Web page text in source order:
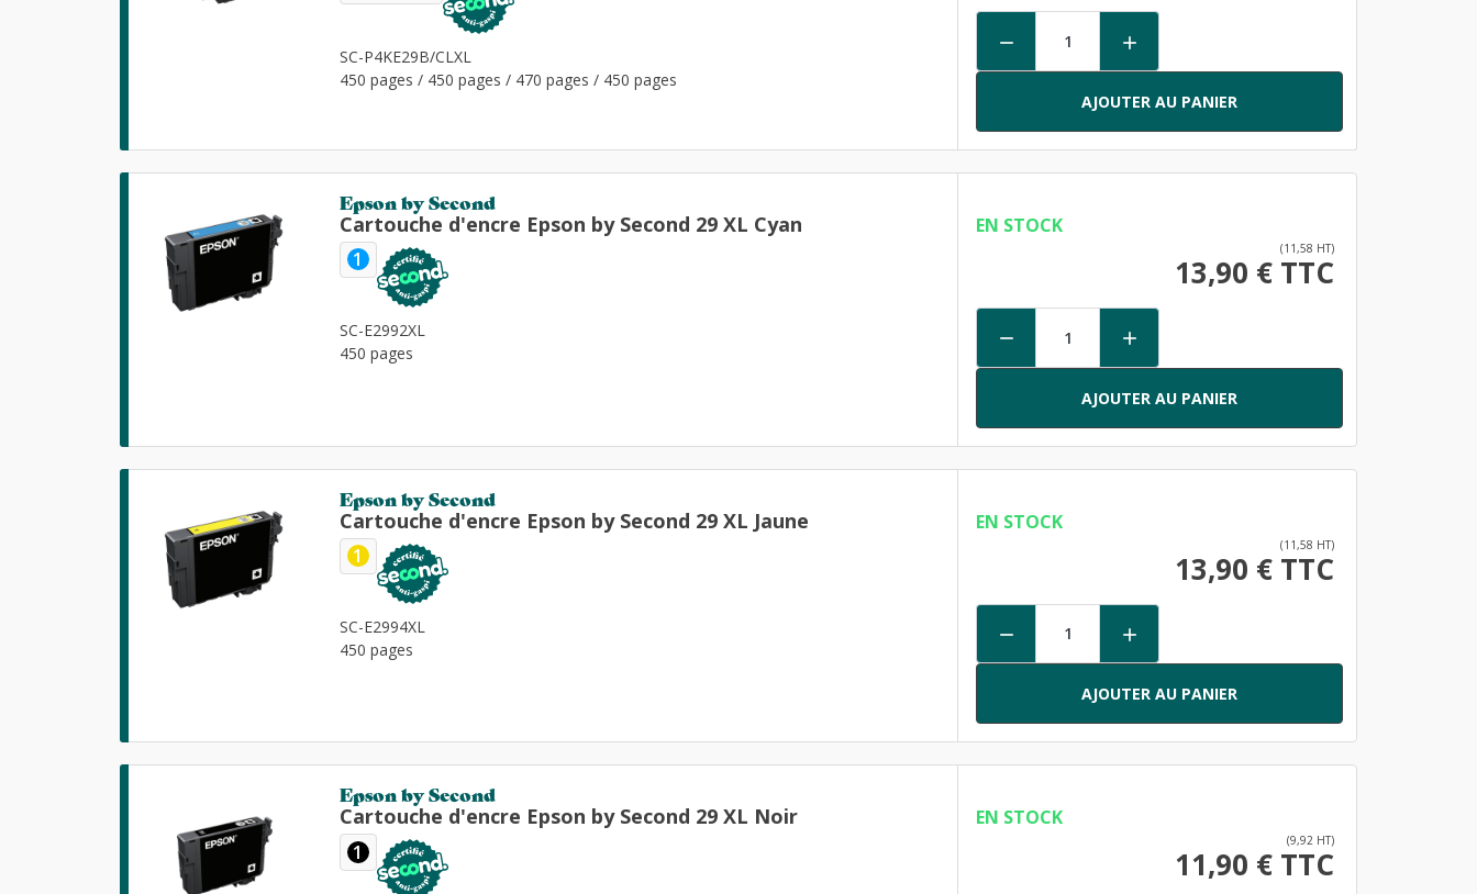
SC-P4KE29B/CLXL
450 pages / 450 pages / 470 pages / 450 pages
 
AJOUTER AU PANIER
Epson by Second
Cartouche d'encre Epson by Second 29 XL Cyan
1
SC-E2992XL
450 pages
EN STOCK
(11,58 HT)
13,90 € TTC
 
AJOUTER AU PANIER
Epson by Second
Cartouche d'encre Epson by Second 29 XL Jaune
1
SC-E2994XL
450 pages
EN STOCK
(11,58 HT)
13,90 € TTC
 
AJOUTER AU PANIER
Epson by Second
Cartouche d'encre Epson by Second 29 XL Noir
1
EN STOCK
(9,92 HT)
11,90 € TTC